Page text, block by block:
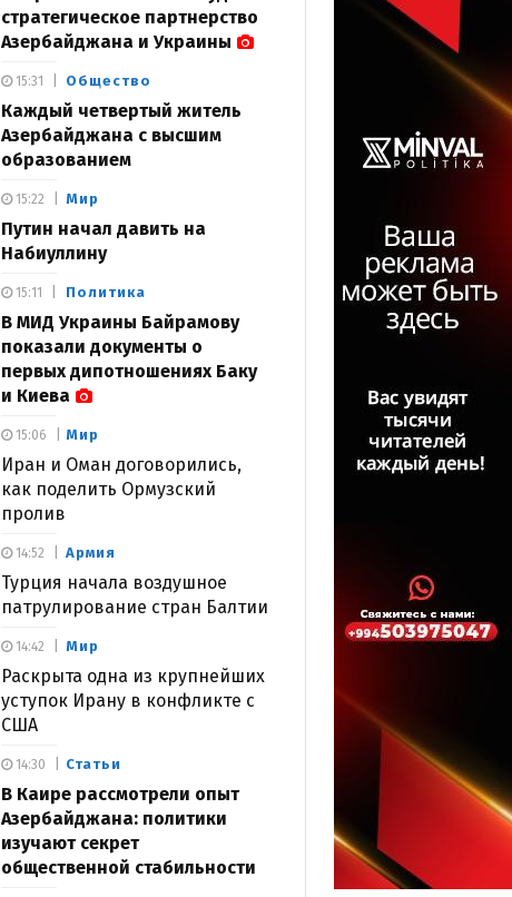
стратегическое партнерство
Азербайджана и Украины
Общество
Каждый четвертый житель
Азербайджана с высшим
образованием
15:31
Мир
Путин начал давить на
Набиуллину
15:22
Политика
В МИД Украины Байрамову
показали документы о
первых дипотношениях Баку
и Киева
15:11
Мир
Иран и Оман договорились,
как поделить Ормузский
пролив
15:06
Армия
Турция начала воздушное
патрулирование стран Балтии
14:52
Мир
Раскрыта одна из крупнейших
уступок Ирану в конфликте с
США
14:42
Статьи
В Каире рассмотрели опыт
Азербайджана: политики
изучают секрет
общественной стабильности
14:30